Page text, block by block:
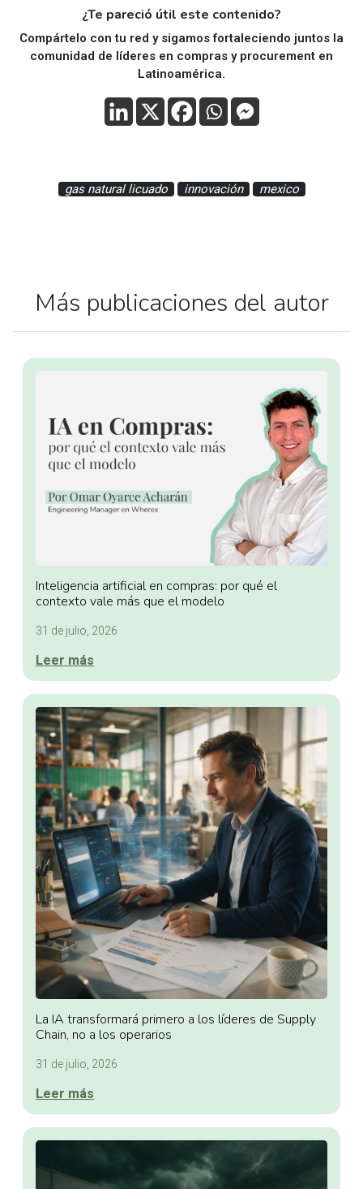
¿Te pareció útil este contenido?
Compártelo con tu red y sigamos fortaleciendo juntos la
comunidad de líderes en compras y procurement en
Latinoamérica.
gas natural licuado innovación mexico
Más publicaciones del autor
Inteligencia artificial en compras: por qué el
contexto vale más que el modelo
31 de julio, 2026
Leer más
La IA transformará primero a los líderes de Supply
Chain, no a los operarios
31 de julio, 2026
Leer más